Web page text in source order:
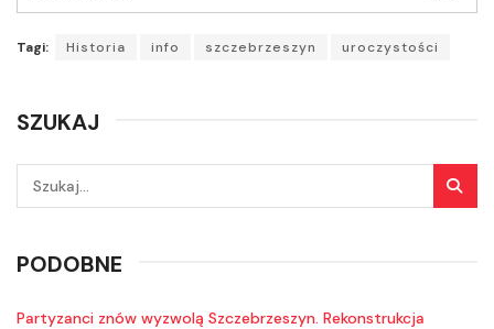
Tagi: Historia info szczebrzeszyn uroczystości
SZUKAJ
PODOBNE
Partyzanci znów wyzwolą Szczebrzeszyn. Rekonstrukcja